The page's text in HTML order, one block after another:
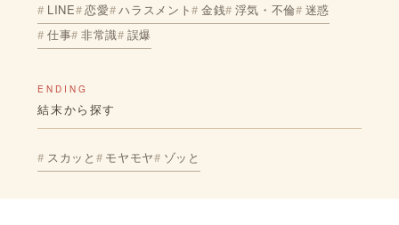
LINE 恋愛 ハラスメント 金銭 浮気・不倫 迷惑
仕事 非常識 誤爆
ENDING
結末から探す
スカッと モヤモヤ ゾッと